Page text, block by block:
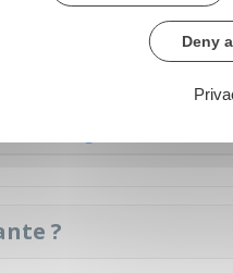
de l'endroit où a
?
Deny